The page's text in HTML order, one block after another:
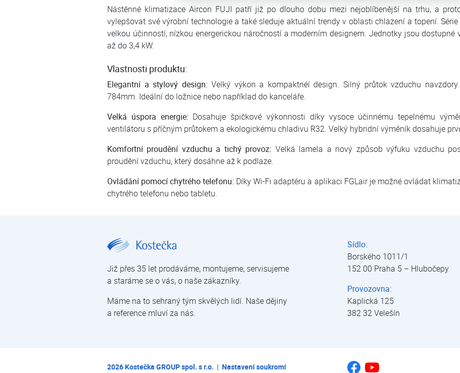
Nástěnné klimatizace Aircon FUJI patří již po dlouho dobu mezi nejoblíbenější na trhu, a
vylepšovat své výrobní technologie a také sleduje aktuální trendy v oblasti chlazení a topení.
velkou účinností, nízkou energerickou náročností a moderním designem. Jednotky jsou dostupné
až do 3,4 kW.
Vlastnosti produktu:
Elegantní a stylový design: Velký výkon a kompaktnéí design. Silný průtok vzduchu
784mm. Ideální do ložnice nebo například do kanceláře.
Velká úspora energie: Dosahuje špičkové výkonnosti díky vysoce účinnému tepelnému
ventilátoru s příčným průtokem a ekologickému chladivu R32. Velký hybridní výměník dosahuje
Komfortní proudění vzduchu a tichý provoz: Velká lamela a nový způsob výfuku vzduchu
proudění vzduchu, který dosáhne až k podlaze.
Ovládání pomocí chytrého telefonu: Díky Wi-Fi adaptéru a aplikaci FGLair je možné ovládat
chytrého telefonu nebo tabletu.
Již přes 35 let prodáváme, montujeme, servisujeme
a staráme se o vás, o naše zákazníky.
Máme na to sehraný tým skvělých lidí. Naše dějiny
a reference mluví za nás.
Sídlo:
Borského 1011/1
152 00 Praha 5 – Hlubočepy
Provozovna:
Kaplická 125
382 32 Velešín
2026Kostečka GROUP spol. s r.o. | Nastavení soukromí Jsme na Facebooku